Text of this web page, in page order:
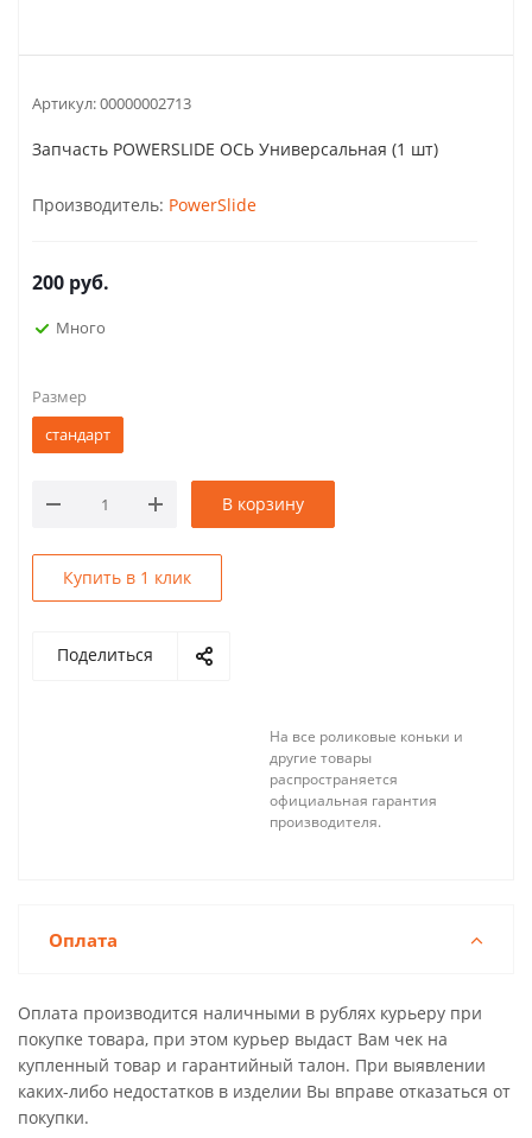
Артикул:00000002713
Запчасть POWERSLIDE ОСЬ Универсальная (1 шт)
Производитель: PowerSlide
200 руб.
Много
Размер
стандарт
В корзину
Купить в 1 клик
Поделиться
На все роликовые коньки и
другие товары
распространяется
официальная гарантия
производителя.
Оплата
Оплата производится наличными в рублях курьеру при
покупке товара, при этом курьер выдаст Вам чек на
купленный товар и гарантийный талон. При выявлении
каких-либо недостатков в изделии Вы вправе отказаться от
покупки.